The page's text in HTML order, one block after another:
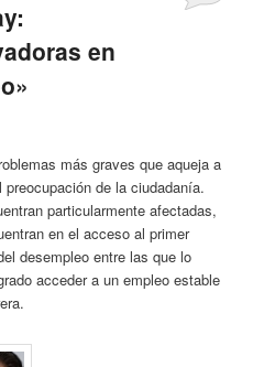
en
más graves que aqueja a
de la ciudadanía.
particularmente afectadas,
en el acceso al primer
desempleo entre las que lo
acceder a un empleo estable